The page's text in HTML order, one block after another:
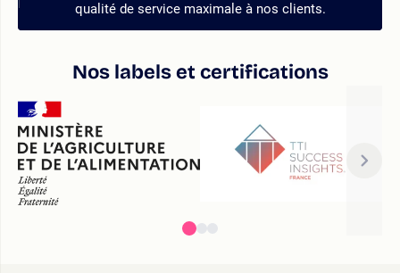
qualité de service maximale à nos clients.
Nos labels et certifications